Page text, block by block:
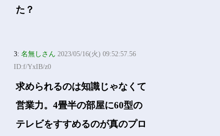
た？
3:名無しさん 2023/05/16(火) 09:52:57.56
ID:f/YxIB/z0
求められるのは知識じゃなくて
営業力。4畳半の部屋に60型の
テレビをすすめるのが真のプロ